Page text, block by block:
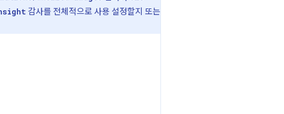
감사를 전체적으로 사용 설정할지 또는